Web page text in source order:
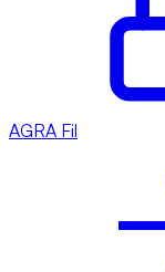
AGRA Fil